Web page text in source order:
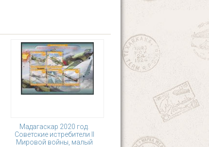
Мадагаскар 2020 год.
Советские истребители II
Мировой войны, малый